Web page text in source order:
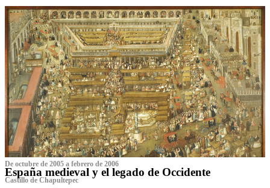
De octubre de 2005 a febrero de 2006
España medieval y el legado de Occidente
Castillo de Chapultepec